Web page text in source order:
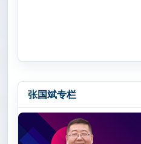
张国斌专栏